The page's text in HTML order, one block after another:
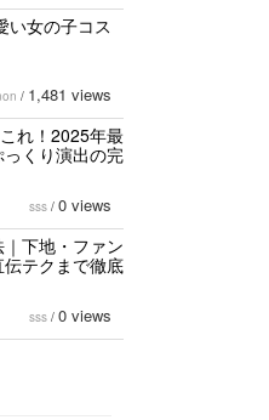
い女の子コス
/ 1,481 views
れ！2025年最
くり演出の完
sss / 0 views
下地・ファン
テクまで徹底
sss / 0 views